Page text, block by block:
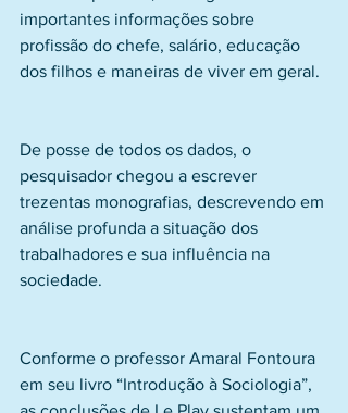
importantes informações sobre
profissão do chefe, salário, educação
dos filhos e maneiras de viver em geral.
De posse de todos os dados, o
pesquisador chegou a escrever
trezentas monografias, descrevendo em
análise profunda a situação dos
trabalhadores e sua influência na
sociedade.
Conforme o professor Amaral Fontoura
em seu livro “Introdução à Sociologia”,